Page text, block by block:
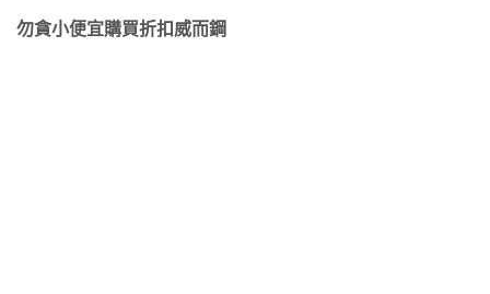
勿貪小便宜購買折扣威而鋼